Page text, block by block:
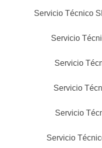
Servicio Técnico
Servicio
Servicio
Servicio
Servicio
Servicio